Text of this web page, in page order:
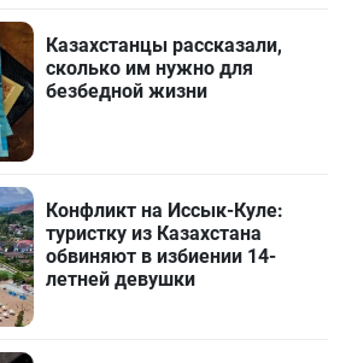
Казахстанцы рассказали,
сколько им нужно для
безбедной жизни
Конфликт на Иссык-Куле:
туристку из Казахстана
обвиняют в избиении 14-
летней девушки